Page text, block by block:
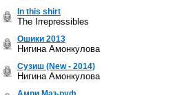
In this shirt
The Irrepressibles
Ошики 2013
Нигина Амонкулова
Сузиш (New - 2014)
Нигина Амонкулова